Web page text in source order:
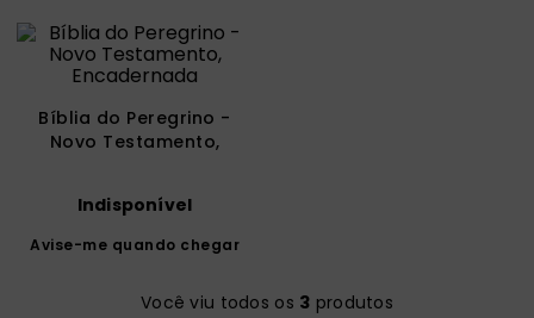
Bíblia do Peregrino -
Novo Testamento,
Indisponível
Avise-me quando chegar
Você viu todos os 3 produtos